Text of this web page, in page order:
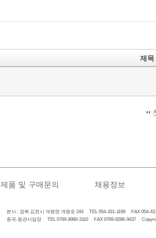
제목
제품 및 구매문의 채용정보
본사 : 경북 김천시 개령면 개령로 244 TEL 054-431-1199 FAX 054-
중국-동관사업장 TEL 0769-8960-3110 FAX 0769-8286-9437